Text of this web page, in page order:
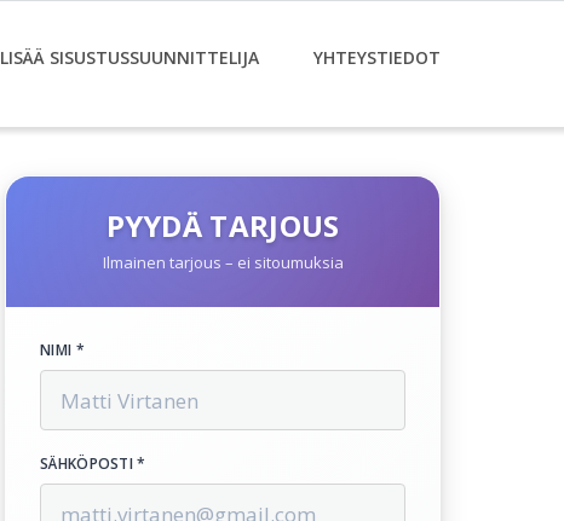
LISÄÄ SISUSTUSSUUNNITTELIJA YHTEYSTIEDOT
PYYDÄ TARJOUS
Ilmainen tarjous – ei sitoumuksia
NIMI *
SÄHKÖPOSTI *